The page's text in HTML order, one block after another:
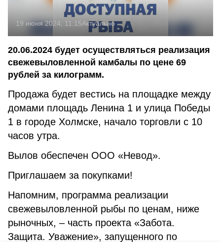
19 июня 2024, 11:15Актуально
20.06.2024 будет осуществляться реализация
свежевыловленной камбалы по цене 69
рублей за килограмм.
Продажа будет вестись на площадке между
домами площадь Ленина 1 и улица Победы
1 в городе Холмске, начало торговли с 10
часов утра.
Вылов обеспечен ООО «Невод».
Приглашаем за покупками!
Напомним, программа реализации
свежевыловленной рыбы по ценам, ниже
рыночных, – часть проекта «Забота.
Защита. Уважение», запущенного по